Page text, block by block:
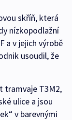
skříň, která
nízkopodlažní
a v jejich výrobě
usoudil, že
tramvaje T3M2,
ulice a jsou
v barevnými